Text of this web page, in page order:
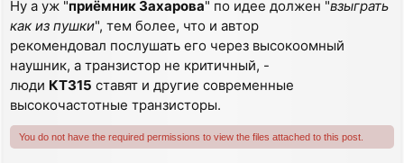
Ну а уж "приёмник Захарова" по идее должен "взыграть
как из пушки", тем более, что и автор
рекомендовал послушать его через высокоомный
наушник, а транзистор не критичный, -
люди КТ315 ставят и другие современные
высокочастотные транзисторы.
You do not have the required permissions to view the files attached to this post.